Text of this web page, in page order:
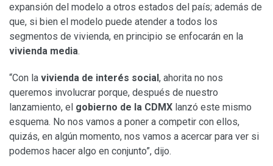
expansión del modelo a otros estados del país; además de
que, si bien el modelo puede atender a todos los
segmentos de vivienda, en principio se enfocarán en la
vivienda media.
“Con la vivienda de interés social, ahorita no nos
queremos involucrar porque, después de nuestro
lanzamiento, el gobierno de la CDMX lanzó este mismo
esquema. No nos vamos a poner a competir con ellos,
quizás, en algún momento, nos vamos a acercar para ver si
podemos hacer algo en conjunto”, dijo.